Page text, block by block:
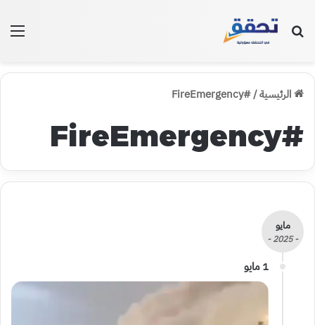
بحث عن
الرئيسية/
#FireEmergency
#FireEmergency
مايو
- 2025 -
1 مايو